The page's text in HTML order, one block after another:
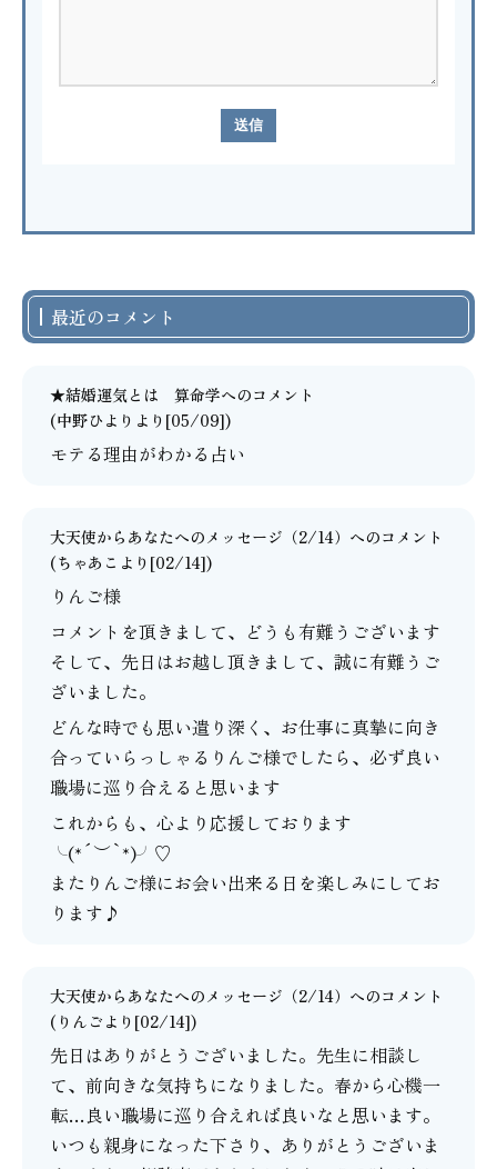
最近のコメント
★結婚運気とは 算命学へのコメント
(中野ひよりより[05/09])
モテる理由がわかる占い
大天使からあなたへのメッセージ（2/14） へのコメント
(ちゃあこ より[02/14])
りんご様
コメントを頂きまして、どうも有難うございます
そして、先日はお越し頂きまして、誠に有難うご
ざいました。
どんな時でも思い遣り深く、お仕事に真摯に向き
合っていらっしゃるりんご様でしたら、必ず良い
職場に巡り合えると思います
これからも、心より応援しております
╰(*´︶`*)╯♡
またりんご様にお会い出来る日を楽しみにしてお
ります♪
大天使からあなたへのメッセージ（2/14） へのコメント
(りんごより[02/14])
先日はありがとうございました。先生に相談し
て、前向きな気持ちになりました。春から心機一
転…良い職場に巡り合えれば良いなと思います。
いつも親身になった下さり、ありがとうございま